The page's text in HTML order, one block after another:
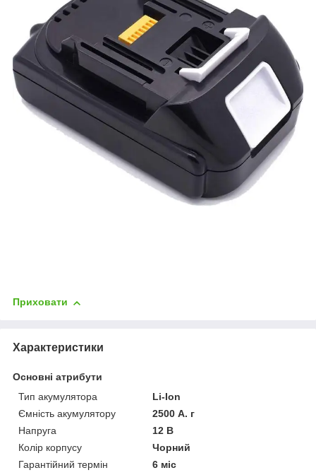
Приховати
Характеристики
Основні атрибути
Тип акумулятора
Li-Ion
Ємність акумулятору
2500 А. г
Напруга
12 В
Колір корпусу
Чорний
Гарантійний термін
6 міс